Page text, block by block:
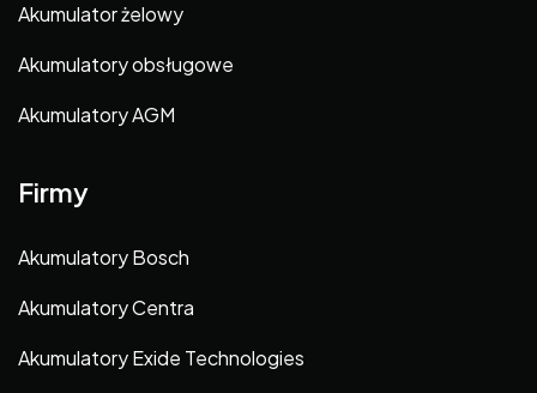
Akumulator żelowy
Akumulatory obsługowe
Akumulatory AGM
Firmy
Akumulatory Bosch
Akumulatory Centra
Akumulatory Exide Technologies